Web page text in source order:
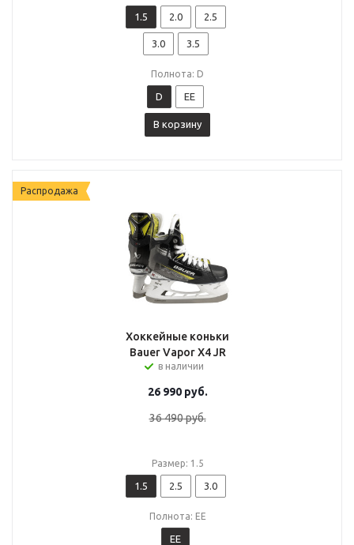
1.5 2.0 2.5
3.0 3.5
Полнота: D
D EE
В корзину
Распродажа
Хоккейные коньки
Bauer Vapor X4 JR
в наличии
26 990руб.
36 490руб.
Размер: 1.5
1.5 2.5 3.0
Полнота: EE
EE